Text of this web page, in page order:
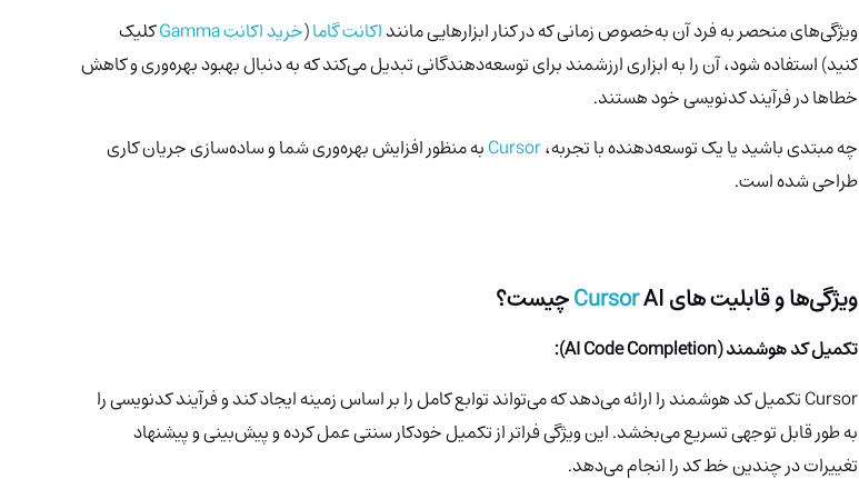
ویژگی‌های منحصر به فرد آن به‌خصوص زمانی که در کنار ابزارهایی ماننداکانت گاما(خرید اکانت Gamma
کلیک
کنید) استفاده شود، آن را به ابزاری ارزشمند برای توسعه‌دهندگانی تبدیل می‌کند که به دنبال بهبود بهره‌وری و کاهش
خطاها در فرآیند کدنویسی خود هستند.
چه مبتدی باشید یا یک توسعه‌دهنده با تجربه،Cursorبه منظور افزایش بهره‌وری شما و ساده‌سازی جریان کاری
طراحی شده است.
ویژگی‌ها و قابلیت های CursorAI چیست؟
تکمیل کد هوشمند (AI Code Completion):
Cursor تکمیل کد هوشمند را ارائه می‌دهد که می‌تواند توابع کامل را بر اساس زمینه ایجاد کند و فرآیند کدنویسی را
به طور قابل توجهی تسریع می‌بخشد. این ویژگی فراتر از تکمیل خودکار سنتی عمل کرده و پیش‌بینی و پیشنهاد
تغییرات در چندین خط کد را انجام می‌دهد.